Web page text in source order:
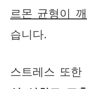
르몬 균형이
습니다.
스트레스 또한